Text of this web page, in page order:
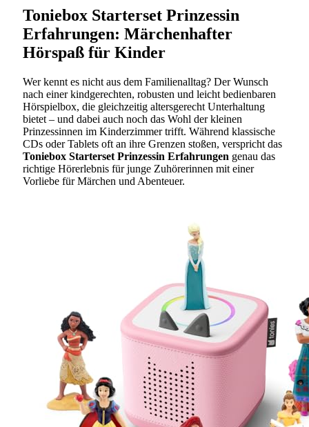
Toniebox Starterset Prinzessin
Erfahrungen: Märchenhafter
Hörspaß für Kinder
Wer kennt es nicht aus dem Familienalltag? Der Wunsch
nach einer kindgerechten, robusten und leicht bedienbaren
Hörspielbox, die gleichzeitig altersgerecht Unterhaltung
bietet – und dabei auch noch das Wohl der kleinen
Prinzessinnen im Kinderzimmer trifft. Während klassische
CDs oder Tablets oft an ihre Grenzen stoßen, verspricht das
Toniebox Starterset Prinzessin Erfahrungen genau das
richtige Hörerlebnis für junge Zuhörerinnen mit einer
Vorliebe für Märchen und Abenteuer.